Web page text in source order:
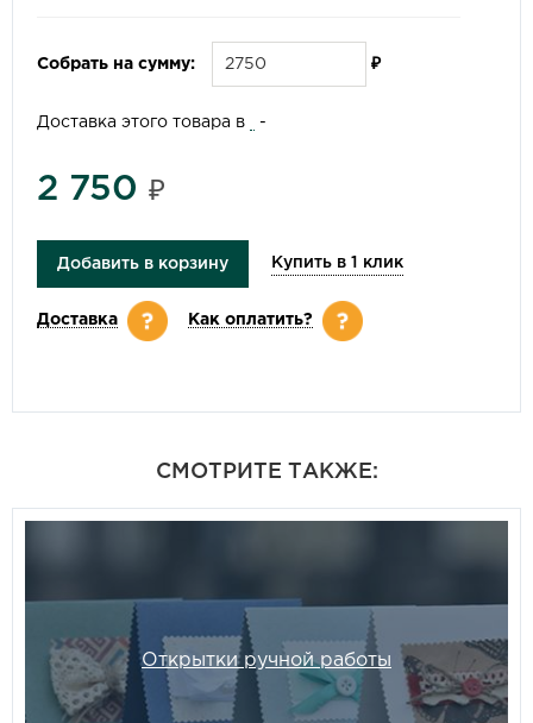
Собрать на сумму: ₽
Доставка этого товара в -
2 750 ₽
Добавить в корзину Купить в 1 клик
Доставка Как оплатить?
СМОТРИТЕ ТАКЖЕ:
Открытки ручной работы